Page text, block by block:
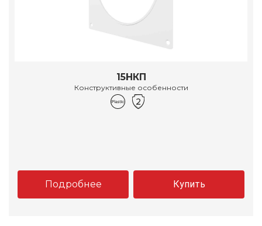
15НКП
Конструктивные особенности
Подробнее Купить